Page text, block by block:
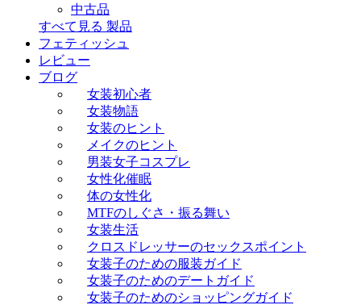
中古品
すべて見る 製品
フェティッシュ
レビュー
ブログ
女装初心者
女装物語
女装のヒント
メイクのヒント
男装女子コスプレ
女性化催眠
体の女性化
MTFのしぐさ・振る舞い
女装生活
クロスドレッサーのセックスポイント
女装子のための服装ガイド
女装子のためのデートガイド
女装子のためのショッピングガイド